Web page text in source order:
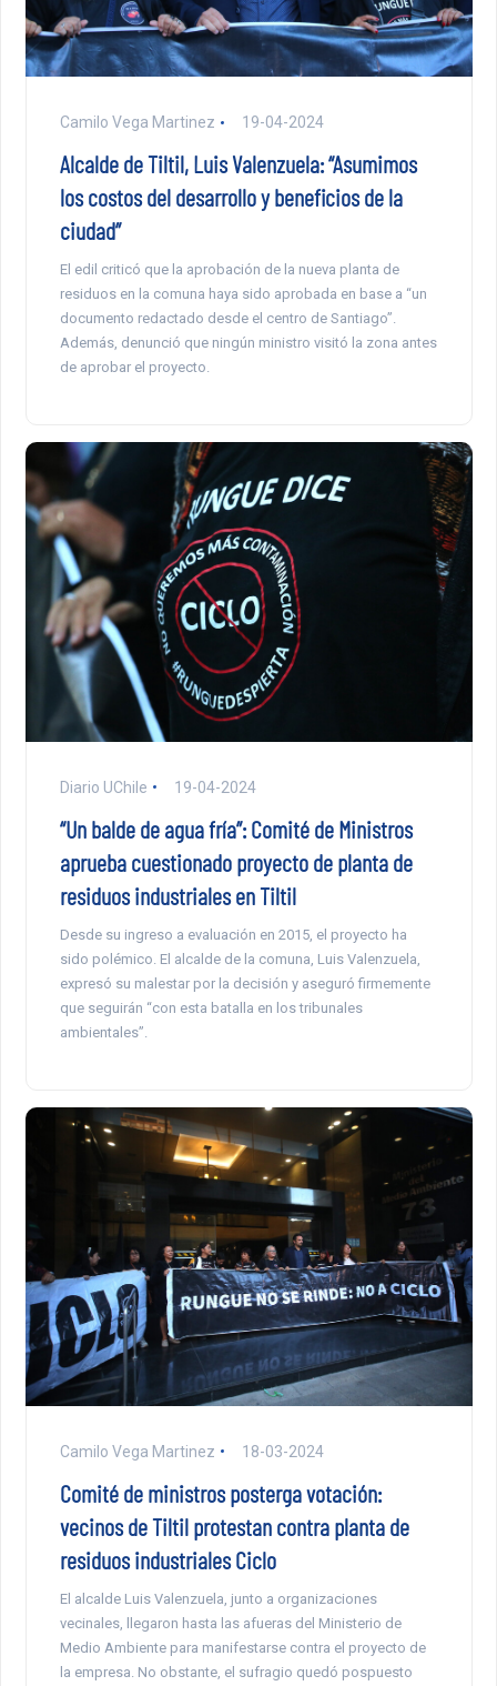
Camilo Vega Martinez 19-04-2024
Alcalde de Tiltil, Luis Valenzuela: “Asumimos
los costos del desarrollo y beneficios de la
ciudad”
El edil criticó que la aprobación de la nueva planta de
residuos en la comuna haya sido aprobada en base a “un
documento redactado desde el centro de Santiago”.
Además, denunció que ningún ministro visitó la zona antes
de aprobar el proyecto.
Diario UChile 19-04-2024
“Un balde de agua fría”: Comité de Ministros
aprueba cuestionado proyecto de planta de
residuos industriales en Tiltil
Desde su ingreso a evaluación en 2015, el proyecto ha
sido polémico. El alcalde de la comuna, Luis Valenzuela,
expresó su malestar por la decisión y aseguró firmemente
que seguirán “con esta batalla en los tribunales
ambientales”.
Camilo Vega Martinez 18-03-2024
Comité de ministros posterga votación:
vecinos de Tiltil protestan contra planta de
residuos industriales Ciclo
El alcalde Luis Valenzuela, junto a organizaciones
vecinales, llegaron hasta las afueras del Ministerio de
Medio Ambiente para manifestarse contra el proyecto de
la empresa. No obstante, el sufragio quedó pospuesto